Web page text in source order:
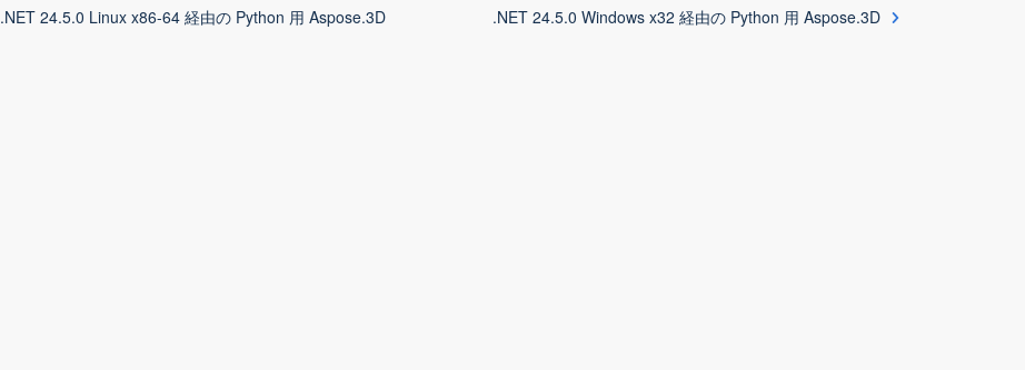
.NET 24.5.0 Linux x86-64 経由の Python 用 Aspose.3D .NET 24.5.0 Windows x32 経由の Python 用 Aspose.3D